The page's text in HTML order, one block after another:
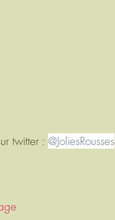
twitter : @JoliesRousses